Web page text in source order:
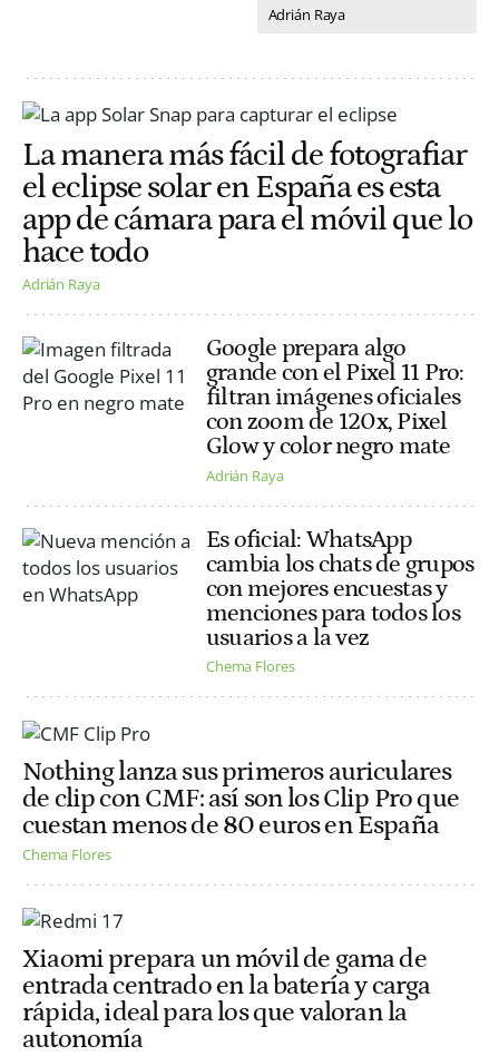
Adrián Raya
La manera más fácil de fotografiar
el eclipse solar en España es esta
app de cámara para el móvil que lo
hace todo
Adrián Raya
Google prepara algo
grande con el Pixel 11 Pro:
filtran imágenes oficiales
con zoom de 120x, Pixel
Glow y color negro mate
Adrián Raya
Es oficial: WhatsApp
cambia los chats de grupos
con mejores encuestas y
menciones para todos los
usuarios a la vez
Chema Flores
Nothing lanza sus primeros auriculares
de clip con CMF: así son los Clip Pro que
cuestan menos de 80 euros en España
Chema Flores
Xiaomi prepara un móvil de gama de
entrada centrado en la batería y carga
rápida, ideal para los que valoran la
autonomía